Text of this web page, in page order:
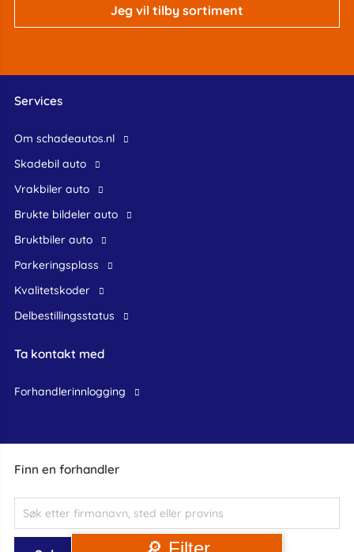
Jeg vil tilby sortiment
Finn en forhandler
Services
Om schadeautos.nl
skadebil auto
Vrakbiler auto
Brukte bildeler auto
bruktbiler auto
Parkeringsplass
Kvalitetskoder
Delbestillingsstatus
Ta kontakt med
forhandlerinnlogging